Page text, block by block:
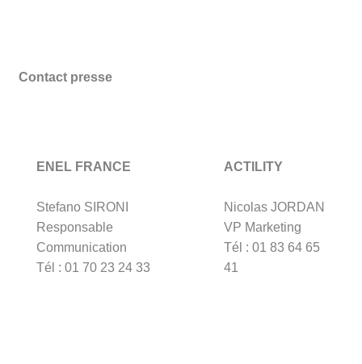
Contact presse
ENEL FRANCE
Stefano SIRONI
Responsable
Communication
Tél : 01 70 23 24 33
ACTILITY
Nicolas JORDAN
VP Marketing
Tél : 01 83 64 65
41